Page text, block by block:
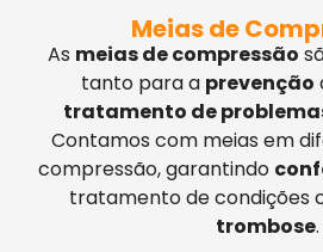
Meias de
As meias de compressão
tanto para a prevenção
tratamento de
Contamos com meias em
compressão, garantindo
tratamento de condições
trombose.